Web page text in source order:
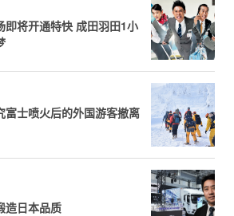
即将开通特快 成田羽田1小
富士喷火后的外国游客撤离
造日本品质